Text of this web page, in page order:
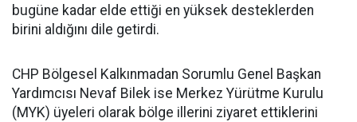
bugüne kadar elde ettiği en yüksek desteklerden
birini aldığını dile getirdi.
CHP Bölgesel Kalkınmadan Sorumlu Genel Başkan
Yardımcısı Nevaf Bilek ise Merkez Yürütme Kurulu
(MYK) üyeleri olarak bölge illerini ziyaret ettiklerini